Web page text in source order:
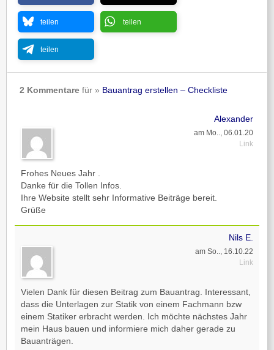
teilen teilen
teilen
2 Kommentarefür » Bauantrag erstellen – Checkliste
Alexander
am Mo.., 06.01.20
Link
Frohes Neues Jahr .
Danke für die Tollen Infos.
Ihre Website stellt sehr Informative Beiträge bereit.
Grüße
Nils E.
am So.., 16.10.22
Link
Vielen Dank für diesen Beitrag zum Bauantrag. Interessant,
dass die Unterlagen zur Statik von einem Fachmann bzw
einem Statiker erbracht werden. Ich möchte nächstes Jahr
mein Haus bauen und informiere mich daher gerade zu
Bauanträgen.